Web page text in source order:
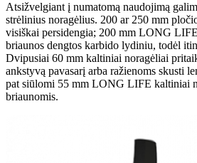
Atsižvelgiant į numatomą naudojimą
strėlinius noragėlius. 200 ar 250 mm
visiškai persidengia; 200 mm LONG
briaunos dengtos karbido lydiniu, todėl
Dvipusiai 60 mm kaltiniai noragėliai
ankstyvą pavasarį arba ražienoms skusti
pat siūlomi 55 mm LONG LIFE kaltiniai
briaunomis.